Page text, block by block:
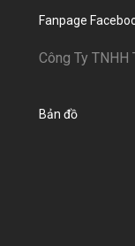
Fanpage
Công Ty TNHH
Bản đồ